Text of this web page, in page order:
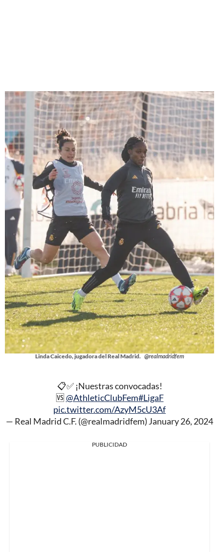
Linda Caicedo, jugadora del Real Madrid. @realmadridfem
📋✅ ¡Nuestras convocadas!
🆚 @AthleticClubFem#LigaF
pic.twitter.com/AzyM5cU3Af
— Real Madrid C.F. (@realmadridfem) January 26, 2024
PUBLICIDAD